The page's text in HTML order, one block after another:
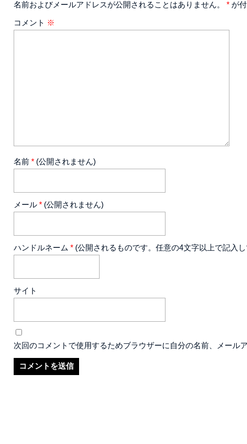
名前およびメールアドレスが公開されることはありません。 * が
コメント ※
名前 * (公開されません)
メール * (公開されません)
ハンドルネーム * (公開されるものです。任意の4文字以上で記入
サイト
次回のコメントで使用するためブラウザーに自分の名前、メール